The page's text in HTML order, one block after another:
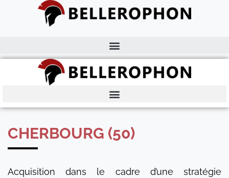
CHERBOURG (50)
Acquisition dans le cadre d’une stratégie